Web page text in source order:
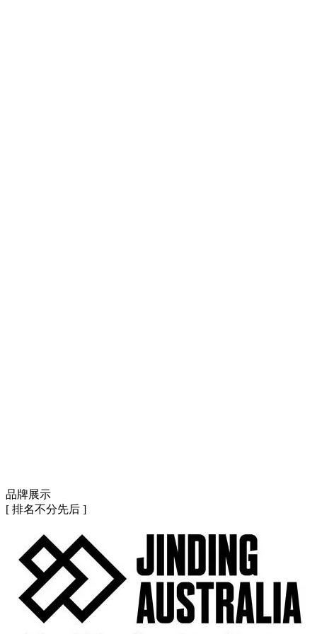
品牌展示
[ 排名不分先后 ]